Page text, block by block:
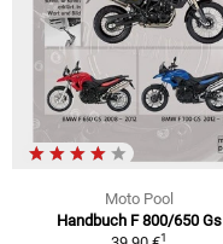
Moto Pool
Handbuch F 800/650 Gs
1